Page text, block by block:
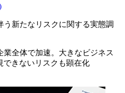
新たなリスクに関する実態調
全体で加速。大きなビジネス
できないリスクも顕在化